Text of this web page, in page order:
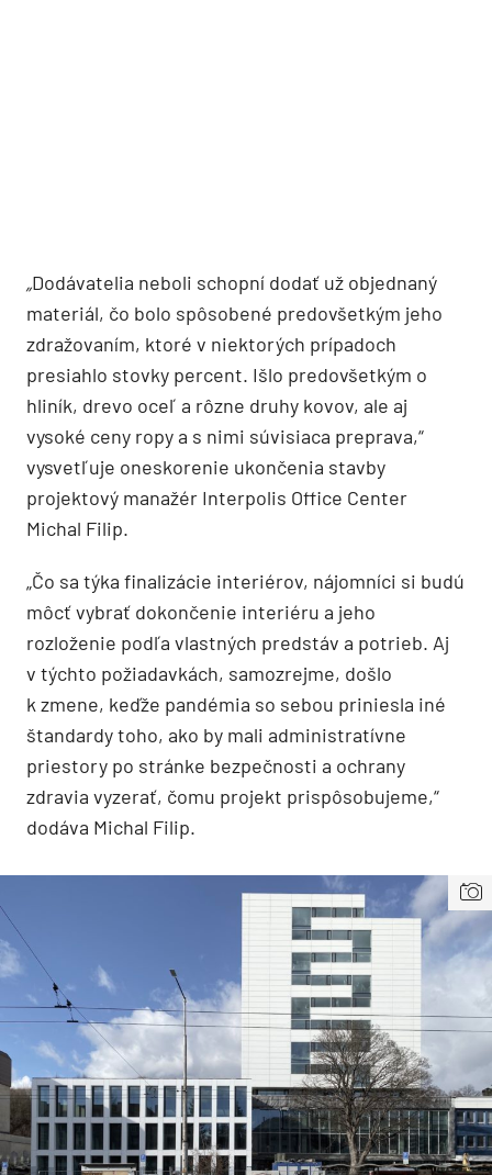
„Dodávatelia neboli schopní dodať už objednaný
materiál, čo bolo spôsobené predovšetkým jeho
zdražovaním, ktoré v niektorých prípadoch
presiahlo stovky percent. Išlo predovšetkým o
hliník, drevo oceľ a rôzne druhy kovov, ale aj
vysoké ceny ropy a s nimi súvisiaca preprava,“
vysvetľuje oneskorenie ukončenia stavby
projektový manažér Interpolis Office Center
Michal Filip.
„Čo sa týka finalizácie interiérov, nájomníci si budú
môcť vybrať dokončenie interiéru a jeho
rozloženie podľa vlastných predstáv a potrieb. Aj
v týchto požiadavkách, samozrejme, došlo
k zmene, keďže pandémia so sebou priniesla iné
štandardy toho, ako by mali administratívne
priestory po stránke bezpečnosti a ochrany
zdravia vyzerať, čomu projekt prispôsobujeme,“
dodáva Michal Filip.